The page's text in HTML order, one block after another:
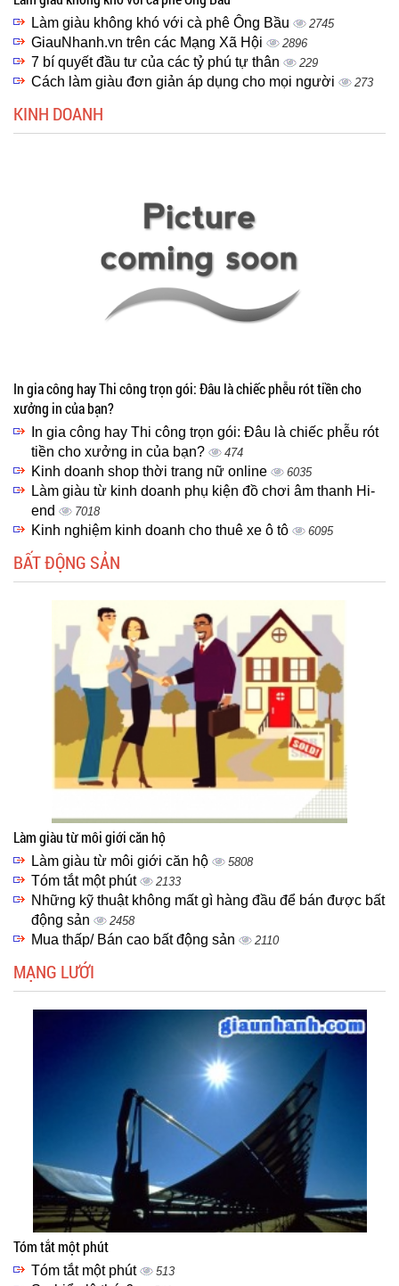
Làm giàu không khó với cà phê Ông Bầu 2745
GiauNhanh.vn trên các Mạng Xã Hội 2896
7 bí quyết đầu tư của các tỷ phú tự thân 229
Cách làm giàu đơn giản áp dụng cho mọi người 273
KINH DOANH
In gia công hay Thi công trọn gói: Đâu là chiếc phễu rót tiền cho
xưởng in của bạn?
In gia công hay Thi công trọn gói: Đâu là chiếc phễu rót
tiền cho xưởng in của bạn?
474
Kinh doanh shop thời trang nữ online 6035
Làm giàu từ kinh doanh phụ kiện đồ chơi âm thanh Hi-
end
7018
Kinh nghiệm kinh doanh cho thuê xe ô tô 6095
BẤT ĐỘNG SẢN
Làm giàu từ môi giới căn hộ
Làm giàu từ môi giới căn hộ 5808
Tóm tắt một phút 2133
Những kỹ thuật không mất gì hàng đầu để bán được bất
động sản
2458
Mua thấp/ Bán cao bất động sản 2110
MẠNG LƯỚI
Tóm tắt một phút
Tóm tắt một phút 513